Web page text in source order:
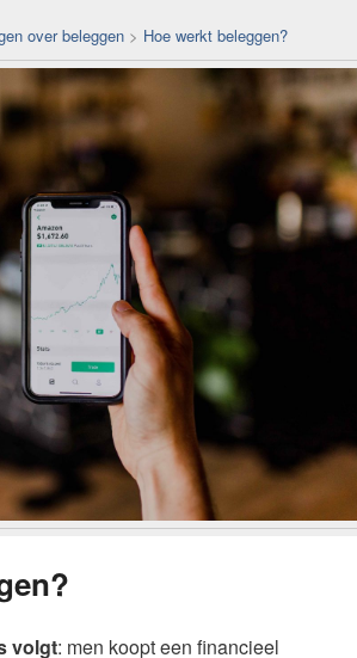
over beleggen > Hoe werkt beleggen?
volgt: men koopt een financieel